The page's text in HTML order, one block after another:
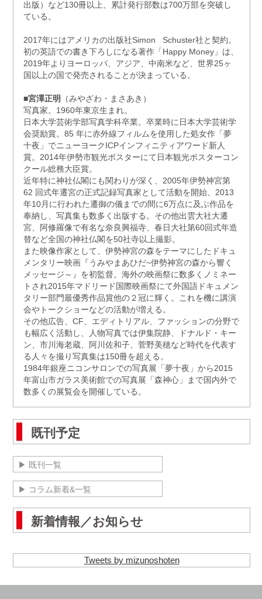
出版）など130冊以上、累計発行部数は700万部を突破し
ている。
2017年にはアメリカの出版社Simon Schuster社と契約。
初の英語での書き下ろしになる著作「Happy Money」は、
2019年よりヨーロッパ、アジア、中南米など、世界25ヶ
国以上の国で発売されることが決まっている。
■宮澤正明
（みやざわ・まさあき）
写真家。1960年東京生まれ。
日本大学芸術学部写真学科卒業。卒業時に日本大学芸術学
会奨励賞。85 年に赤外線フィルムを使用した処女作「夢
十夜」でニューヨークICPインフィニティアワード新人
賞。2014年伊勢市観光ポスターにて日本観光ポスターコン
クール総務大臣賞。
近年特に神社仏閣にも関わりが深く、2005年伊勢神宮第
62 回式年遷宮の正式記録写真家として活動を開始、2013
年10月に行われた遷御の儀までの間に6万点に及ぶ作品を
奉納し、写真集も数多く出版する。その他出雲大社大遷
宮、阿修羅像で有名な奈良興福寺、春日大社第60回式年造
替など全国の神社仏閣を50社寺以上撮影。
また映像作家として、伊勢神宮の森をテーマにしたドキュ
メンタリー映画『うみやまあひだ~伊勢神宮の森から響く
メッセージ～』を初監督。海外の映画祭に数多くノミネー
トされ2015年マドリード国際映画祭にて外国語ドキュメン
タリー部門最優秀作品賞他の２冠に輝く。これを機に講演
会やトークショーなどの活動が増える。
その他広告、CF、エディトリアル、ファッションの分野で
も幅広く活動し、人物写真では伊集院静、ドナルド・キー
ン、市川海老蔵、阿川佐和子、菅野美穂など時代を代表す
る人々を撮り写真集は150冊を超える。
1984年銀座ニコンサロンでの写真展「夢十夜」から2015
年富山市ガラス美術館での写真展「森神心」まで国内外で
数多くの展覧会を開催している。
既刊予定
▶ 既刊一覧
▶ コラム新着&一覧
新着情報／お知らせ
Tweets by mizunoshoten